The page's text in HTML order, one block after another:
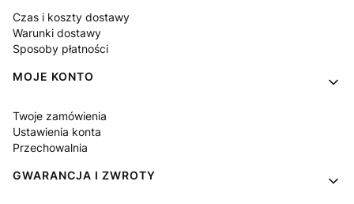
Czas i koszty dostawy
Warunki dostawy
Sposoby płatności
MOJE KONTO
Twoje zamówienia
Ustawienia konta
Przechowalnia
GWARANCJA I ZWROTY